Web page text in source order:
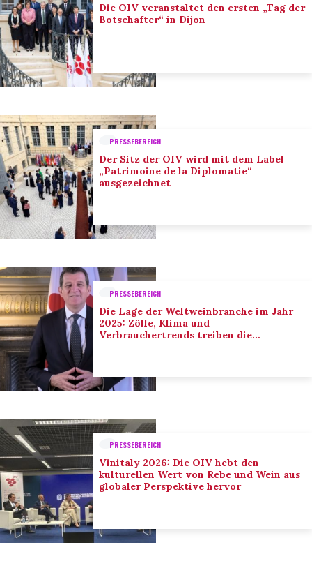
Die OIV veranstaltet den ersten „Tag der
Botschafter“ in Dijon
PRESSEBEREICH
Der Sitz der OIV wird mit dem Label
„Patrimoine de la Diplomatie“
ausgezeichnet
PRESSEBEREICH
Die Lage der Weltweinbranche im Jahr
2025: Zölle, Klima und
Verbrauchertrends treiben die
PRESSEBEREICH
Vinitaly 2026: Die OIV hebt den
kulturellen Wert von Rebe und Wein aus
globaler Perspektive hervor